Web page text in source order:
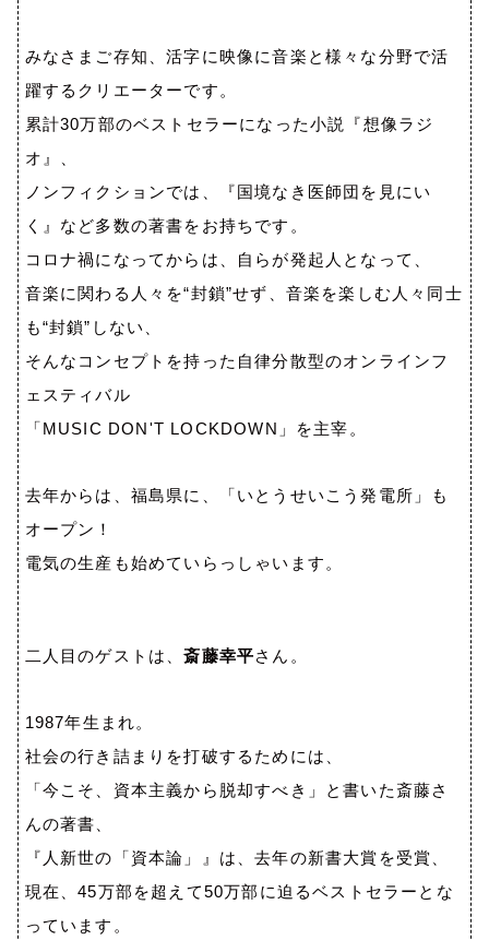
みなさまご存知、活字に映像に音楽と様々な分野で活
躍するクリエーターです。
累計30万部のベストセラーになった小説『想像ラジ
オ』、
ノンフィクションでは、『国境なき医師団を見にい
く』など多数の著書をお持ちです。
コロナ禍になってからは、自らが発起人となって、
音楽に関わる人々を“封鎖”せず、音楽を楽しむ人々同士
も“封鎖”しない、
そんなコンセプトを持った自律分散型のオンラインフ
ェスティバル
「MUSIC DON'T LOCKDOWN 」を主宰。
去年からは、福島県に、「いとうせいこう発電所」も
オープン！
電気の生産も始めていらっしゃいます。
二人目のゲストは、斎藤幸平さん。
1987年生まれ。
社会の行き詰まりを打破するためには、
「今こそ、資本主義から脱却すべき」と書いた斎藤さ
んの著書、
『人新世の「資本論」』は、去年の新書大賞を受賞、
現在、45万部を超えて50万部に迫るベストセラーとな
っています。